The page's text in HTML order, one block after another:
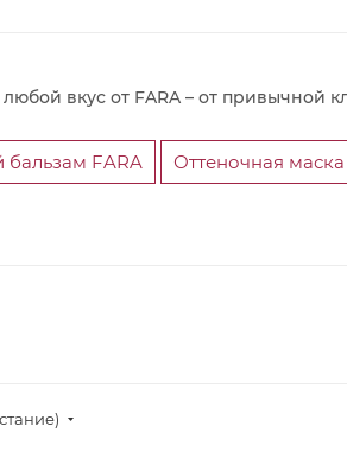
вкус от FARA – от привычной
FARA Оттеночная